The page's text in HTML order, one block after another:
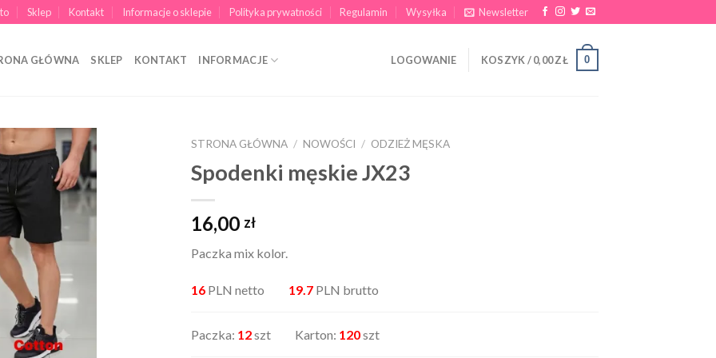
Sklep Kontakt Informacje o sklepie Polityka prywatności Regulamin Wysyłka Newsletter
GŁÓWNA SKLEP KONTAKT INFORMACJE LOGOWANIE KOSZYK /0,00ZŁ 0
STRONA GŁÓWNA / NOWOŚCI / ODZIEŻ MĘSKA
Spodenki męskie JX23
16,00 zł
Paczka mix kolor.
16 PLN netto 19.7 PLN brutto
Paczka: 12szt Karton: 120szt